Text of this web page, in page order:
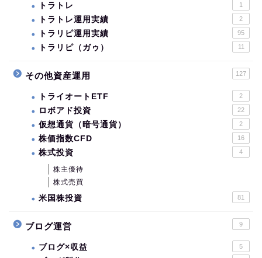
トラトレ 1
トラトレ運用実績 2
トラリピ運用実績 95
トラリピ（ガゥ） 11
その他資産運用 127
トライオートETF 2
ロボアド投資 22
仮想通貨（暗号通貨） 2
株価指数CFD 16
株式投資 4
株主優待
株式売買
米国株投資 81
ブログ運営 9
ブログ×収益 5